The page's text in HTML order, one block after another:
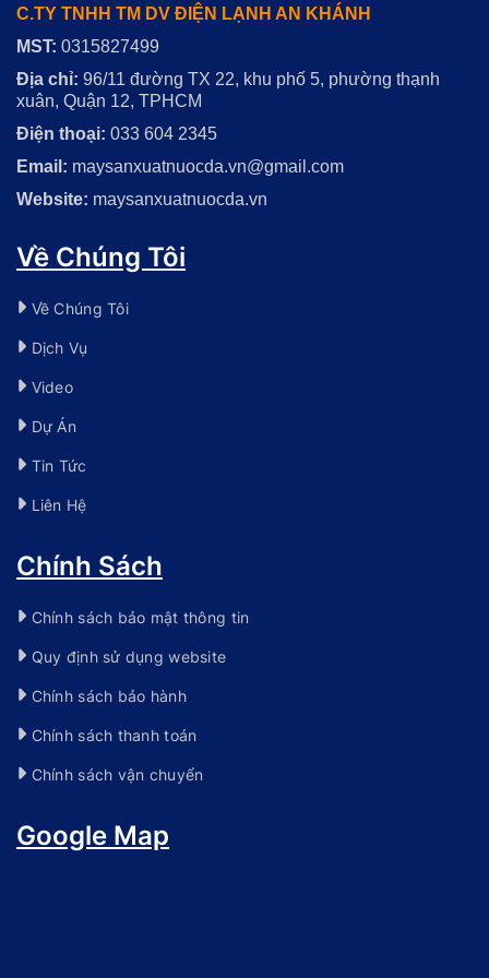
C.TY TNHH TM DV ĐIỆN LẠNH AN KHÁNH
MST: 0315827499
Địa chỉ: 96/11 đường TX 22, khu phố 5, phường thạnh
xuân, Quận 12, TPHCM
Điện thoại: 033 604 2345
Email: maysanxuatnuocda.vn@gmail.com
Website: maysanxuatnuocda.vn
Về Chúng Tôi
Về Chúng Tôi
Dịch Vụ
Video
Dự Án
Tin Tức
Liên Hệ
Chính Sách
Chính sách bảo mật thông tin
Quy định sử dụng website
Chính sách bảo hành
Chính sách thanh toán
Chính sách vận chuyển
Google Map